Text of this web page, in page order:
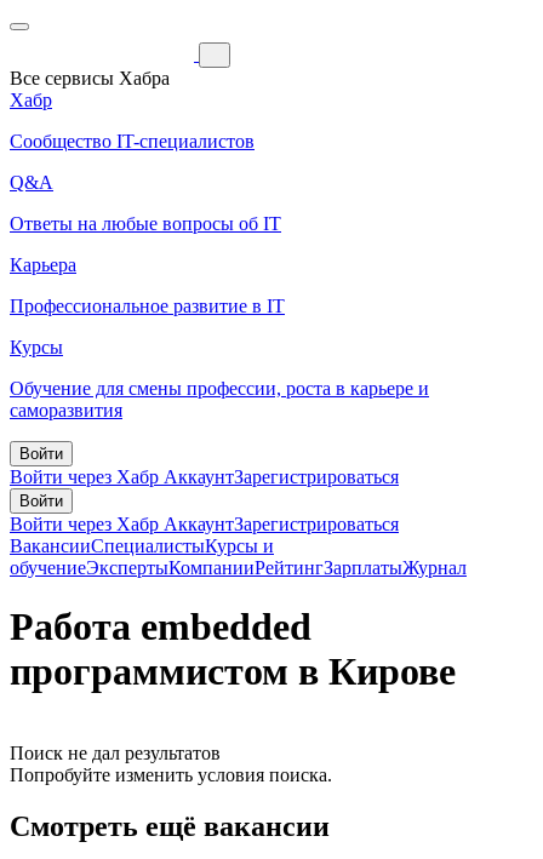
Все сервисы Хабра
Хабр
Сообщество IT-специалистов
Q&A
Ответы на любые вопросы об IT
Карьера
Профессиональное развитие в IT
Курсы
Обучение для смены профессии, роста в карьере и
саморазвития
Войти
Войти через Хабр АккаунтЗарегистрироваться
Войти
Войти через Хабр АккаунтЗарегистрироваться
ВакансииСпециалистыКурсы и
обучениеЭкспертыКомпанииРейтингЗарплатыЖурнал
Работа embedded
программистом в Кирове
Поиск не дал результатов
Попробуйте изменить условия поиска.
Смотреть ещё вакансии